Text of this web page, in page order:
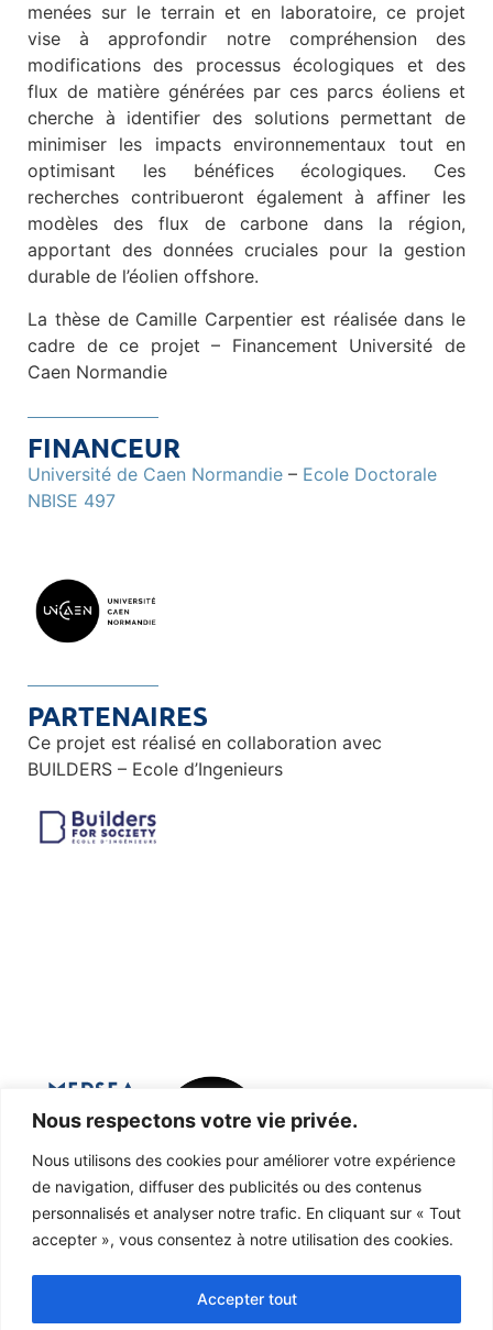
Nous respectons votre vie privée.
Nous utilisons des cookies pour améliorer votre expérience
de navigation, diffuser des publicités ou des contenus
personnalisés et analyser notre trafic. En cliquant sur « Tout
accepter », vous consentez à notre utilisation des cookies.
Accepter tout
menées sur le terrain et en laboratoire, ce projet
vise à approfondir notre compréhension des
modifications des processus écologiques et des
flux de matière générées par ces parcs éoliens et
cherche à identifier des solutions permettant de
minimiser les impacts environnementaux tout en
optimisant les bénéfices écologiques. Ces
recherches contribueront également à affiner les
modèles des flux de carbone dans la région,
apportant des données cruciales pour la gestion
durable de l’éolien offshore.
La thèse de Camille Carpentier est réalisée dans le
cadre de ce projet – Financement Université de
Caen Normandie
FINANCEUR
Université de Caen Normandie – Ecole Doctorale
NBISE 497
PARTENAIRES
Ce projet est réalisé en collaboration avec
BUILDERS – Ecole d’Ingenieurs
Marine Ecosystems and oRganisms
reSEArch